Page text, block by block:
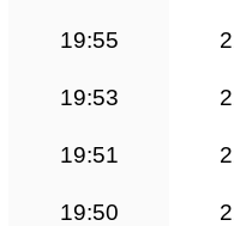
19:55
19:53
19:51
19:50